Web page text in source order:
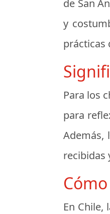
de San
y
prácticas
Para los
para
Además,
recibidas
En Chile,